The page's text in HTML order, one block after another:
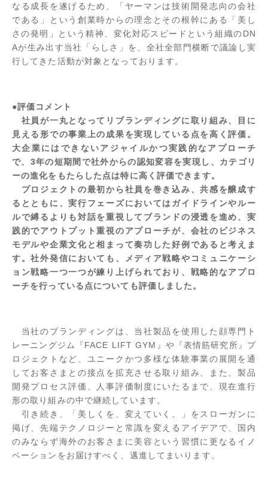
なる成長を遂げるため、「ヤーマンは技術開発志向の会社
である」という創業時からの理念とその根幹にある「美し
さの発明」という精神、変化対応スピードという組織のDN
Aが生み出す当社「らしさ」を、全社全部門横断で議論し実
行してきた活動が対象となっております。
●評価コメント
社員が一丸となってリブランディングに取り組み、目に
見える形での事業上の成果を実現している点を高く評価。
大企業にはできないアジャイルかつ実践的なアプローチ
で、3年の短期間で社外からの認知変容を実現し、カテゴリ
ーの進化をもたらした点は特に高く評価できます。
プロジェクトの最初から社員を巻き込み、共感を醸成す
るとともに、実行フェーズにおいてはガイドラインやルー
ルで縛るよりも対話を重視してブランドの浸透を進め、実
践的でアウトプット重視のアプローチが、会社のビジネス
モデルや企業文化と相まって奏功した好例であると考えま
す。社外発信においても、メディア戦略やコミュニケーシ
ョン戦略一つ一つが練り上げられており、戦略的なアプロ
ーチを行っている点についても評価しました。
当社のブランディングは、当社製品を使用した顔専門ト
レーニングジム『FACE LIFT GYM』や『表情筋研究所』プ
ロジェクトなど、ユニークかつ多様な体験事業の展開を通
してお客さまとの接点を拡充させる取り組み、また、製品
開発プロセス評価、人事評価制度にいたるまで、現在進行
形の取り組みの中で継続しています。
引き続き、「美しくを、変えていく。」をスローガンに
掲げ、先端テクノロジーと常識を変えるアイデアで、国内
のみならず海外のお客さまに美容という習慣に更なるイノ
ベーションをお届けすべく、邁進してまいります。